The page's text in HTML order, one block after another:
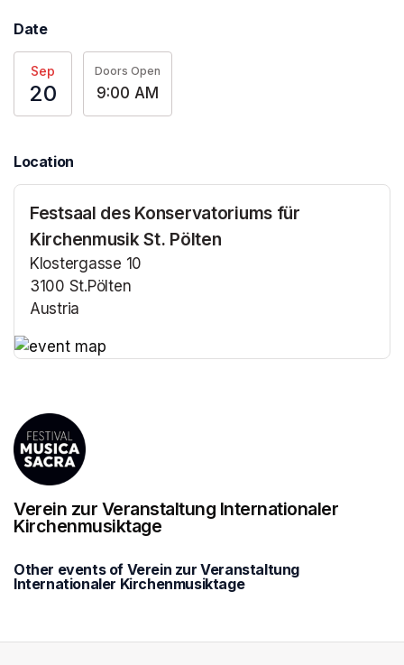
Date
Sep
20
Doors Open
9:00 AM
Location
Festsaal des Konservatoriums für
Kirchenmusik St. Pölten
Klostergasse 10
3100 St.Pölten
Austria
Verein zur Veranstaltung Internationaler
Kirchenmusiktage
Other events of Verein zur Veranstaltung
Internationaler Kirchenmusiktage